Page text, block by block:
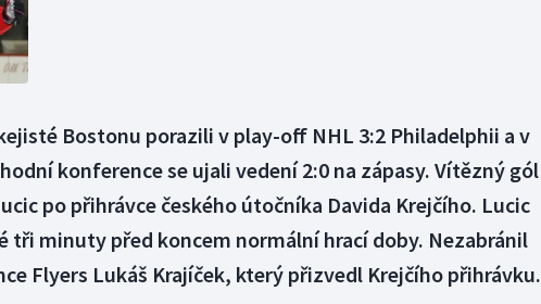
Bostonu porazili v play-off NHL 3:2 Philadelphii a v
konference se ujali vedení 2:0 na zápasy. Vítězný gól
po přihrávce českého útočníka Davida Krejčího. Lucic
tři minuty před koncem normální hrací doby. Nezabránil
Flyers Lukáš Krajíček, který přizvedl Krejčího přihrávku.